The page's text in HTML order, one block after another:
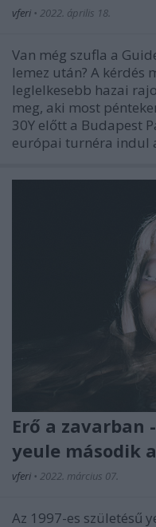
vferi • 2022. április 18.
Van még szufla a
lemez után? A kérdés
leglelkesebb hazai
meg, aki most
30Y előtt a Budapest
európai turnéra indul
Erő a zavarban
yeule második
vferi • 2022. március 07.
Az 1997-es születésű